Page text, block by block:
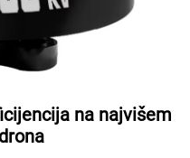
na najvišem